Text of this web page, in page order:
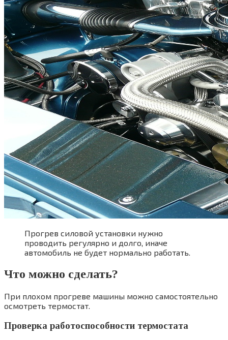
Прогрев силовой установки нужно
проводить регулярно и долго, иначе
автомобиль не будет нормально работать.
Что можно сделать?
При плохом прогреве машины можно самостоятельно
осмотреть термостат.
Проверка работоспособности термостата